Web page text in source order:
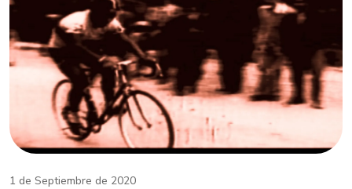
1 de Septiembre de 2020